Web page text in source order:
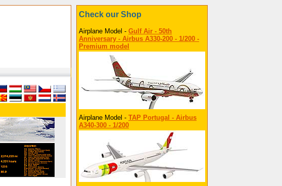
Check our Shop
Airplane Model - Gulf Air - 50th
Anniversary - Airbus A330-200 - 1/200 -
Premium model
Airplane Model - TAP Portugal - Airbus
A340-300 - 1/200